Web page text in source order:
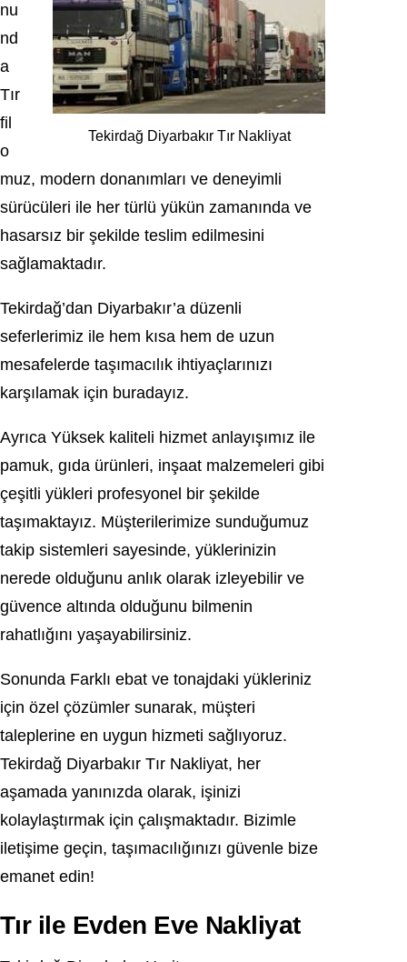
Tekirdağ Diyarbakır Tır Nakliyat
nu
nd
a
Tır
fil
o
muz, modern donanımları ve deneyimli
sürücüleri ile her türlü yükün zamanında ve
hasarsız bir şekilde teslim edilmesini
sağlamaktadır.
Tekirdağ’dan Diyarbakır’a düzenli
seferlerimiz ile hem kısa hem de uzun
mesafelerde taşımacılık ihtiyaçlarınızı
karşılamak için buradayız.
Ayrıca Yüksek kaliteli hizmet anlayışımız ile
pamuk, gıda ürünleri, inşaat malzemeleri gibi
çeşitli yükleri profesyonel bir şekilde
taşımaktayız. Müşterilerimize sunduğumuz
takip sistemleri sayesinde, yüklerinizin
nerede olduğunu anlık olarak izleyebilir ve
güvence altında olduğunu bilmenin
rahatlığını yaşayabilirsiniz.
Sonunda Farklı ebat ve tonajdaki yükleriniz
için özel çözümler sunarak, müşteri
taleplerine en uygun hizmeti sağlıyoruz.
Tekirdağ Diyarbakır Tır Nakliyat, her
aşamada yanınızda olarak, işinizi
kolaylaştırmak için çalışmaktadır. Bizimle
iletişime geçin, taşımacılığınızı güvenle bize
emanet edin!
Tır ile Evden Eve Nakliyat